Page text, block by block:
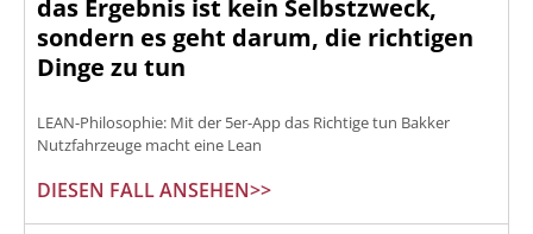
das Ergebnis ist kein Selbstzweck,
sondern es geht darum, die richtigen
Dinge zu tun
LEAN-Philosophie: Mit der 5er-App das Richtige tun Bakker
Nutzfahrzeuge macht eine Lean
DIESEN FALL ANSEHEN>>